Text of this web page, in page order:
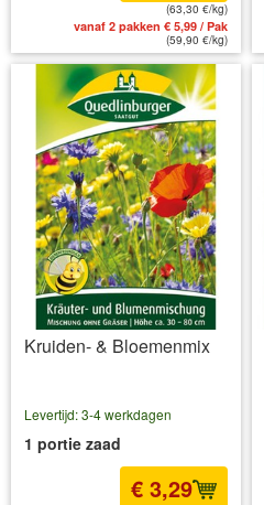
(63,30 €/kg)
vanaf 2 pakken € 5,99 / Pak
(59,90 €/kg)
Kruiden- & Bloemenmix
Levertijd: 3-4 werkdagen
1 portie zaad
€ 3,29